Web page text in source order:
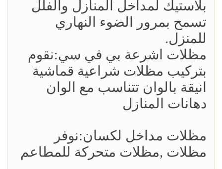
بلاستيك لمداخل المنازل والفلل
تسمح بمرور الضوء النهاري
للمنزل.
مظلات اشرعة بي في سي:نقوم
بتركيب مظلات شراعية قماشية
انيقة بالوان تتناسب مع الوان
دهانات المنازل
مظلات مداخل لكسان:نوفر
مظلات ,مظلات متحركة للمطاعم